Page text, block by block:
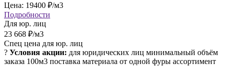
Цена: 19400 ₽/м3
Подробности
Для юр. лиц
23 668 ₽/м3
Спец цена для юр. лиц
? Условия акции: для юридических лиц минимальный объём
заказа 100м3 поставка материала от одной фуры ассортимент